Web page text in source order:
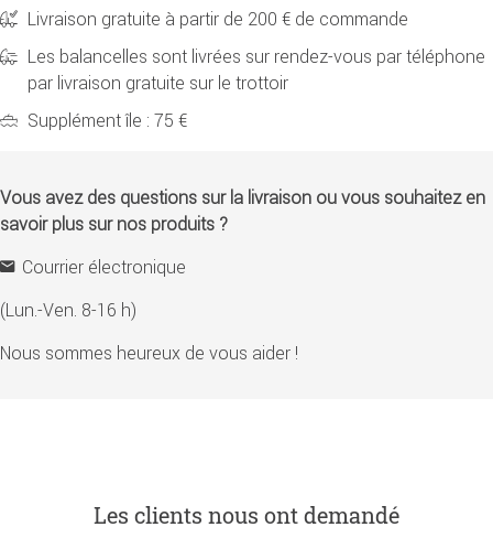
Livraison gratuite à partir de 200 € de commande
Les balancelles sont livrées sur rendez-vous par téléphone
par livraison gratuite sur le trottoir
Supplément île : 75 €
Vous avez des questions sur la livraison ou vous souhaitez en
savoir plus sur nos produits ?
Courrier électronique
(Lun.-Ven. 8-16 h)
Nous sommes heureux de vous aider !
Les clients nous ont demandé